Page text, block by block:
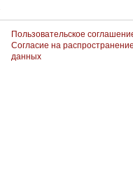
Пользовательское
Согласие на
данных